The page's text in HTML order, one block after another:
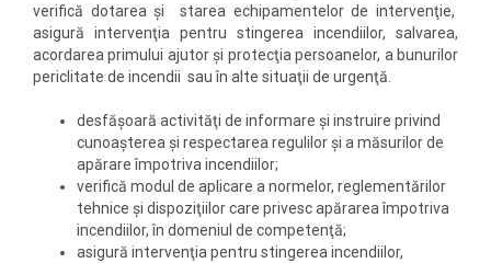
verifică dotarea şi starea echipamentelor de intervenţie,
asigură intervenţia pentru stingerea incendiilor, salvarea,
acordarea primului ajutor şi protecţia persoanelor, a bunurilor
periclitate de incendii sau în alte situaţii de urgenţă.
desfăşoară activităţi de informare şi instruire privind
cunoaşterea şi respectarea regulilor şi a măsurilor de
apărare împotriva incendiilor;
verifică modul de aplicare a normelor, reglementărilor
tehnice şi dispoziţiilor care privesc apărarea împotriva
incendiilor, în domeniul de competenţă;
asigură intervenţia pentru stingerea incendiilor,